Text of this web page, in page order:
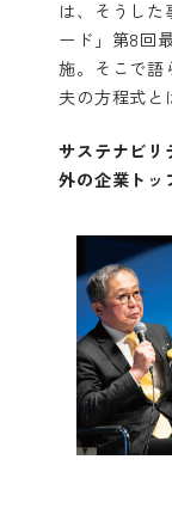
は、そうした
ード」第8回
施。そこで語
夫の方程式と
サステナビ
外の企業トッ